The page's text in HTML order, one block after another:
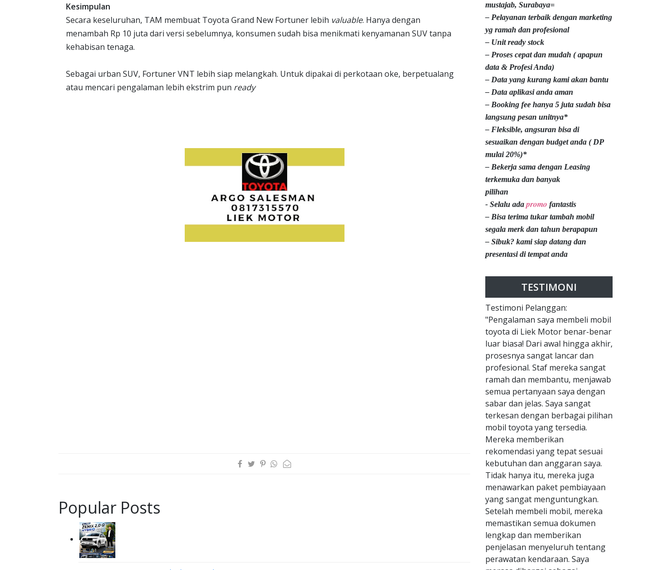
Kesimpulan
Secara keseluruhan, TAM membuat Toyota Grand New Fortuner lebih valuable. Hanya dengan
menambah Rp 10 juta dari versi sebelumnya, konsumen sudah bisa menikmati kenyamanan SUV tanpa
kehabisan tenaga.
Sebagai urban SUV, Fortuner VNT lebih siap melangkah. Untuk dipakai di perkotaan oke, berpetualang
atau mencari pengalaman lebih ekstrim pun ready
Popular Posts
mustajab, Surabaya=
– Pelayanan terbaik dengan marketing
yg ramah dan profesional
– Unit ready stock
– Proses cepat dan mudah ( apapun
data & Profesi Anda)
– Data yang kurang kami akan bantu
– Data aplikasi anda aman
– Booking fee hanya 5 juta sudah bisa
langsung pesan unitnya*
– Fleksible, angsuran bisa di
sesuaikan dengan budget anda ( DP
mulai 20%)*
– Bekerja sama dengan Leasing
terkemuka dan banyak
pilihan
- Selalu ada promo fantastis
– Bisa terima tukar tambah mobil
segala merk dan tahun berapapun
– Sibuk? kami siap datang dan
presentasi di tempat anda
TESTIMONI
Testimoni Pelanggan:
"Pengalaman saya membeli mobil
toyota di Liek Motor benar-benar
luar biasa! Dari awal hingga akhir,
prosesnya sangat lancar dan
profesional. Staf mereka sangat
ramah dan membantu, menjawab
semua pertanyaan saya dengan
sabar dan jelas. Saya sangat
terkesan dengan berbagai pilihan
mobil toyota yang tersedia.
Mereka memberikan
rekomendasi yang tepat sesuai
kebutuhan dan anggaran saya.
Tidak hanya itu, mereka juga
menawarkan paket pembiayaan
yang sangat menguntungkan.
Setelah membeli mobil, mereka
memastikan semua dokumen
lengkap dan memberikan
penjelasan menyeluruh tentang
perawatan kendaraan. Saya